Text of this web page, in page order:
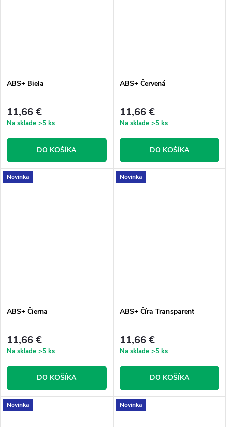
ABS+ Biela
11,66 €
Na sklade >5 ks
DO KOŠÍKA
ABS+ Červená
11,66 €
Na sklade >5 ks
DO KOŠÍKA
Novinka
ABS+ Čierna
11,66 €
Na sklade >5 ks
DO KOŠÍKA
Novinka
ABS+ Číra Transparent
11,66 €
Na sklade >5 ks
DO KOŠÍKA
Novinka Novinka